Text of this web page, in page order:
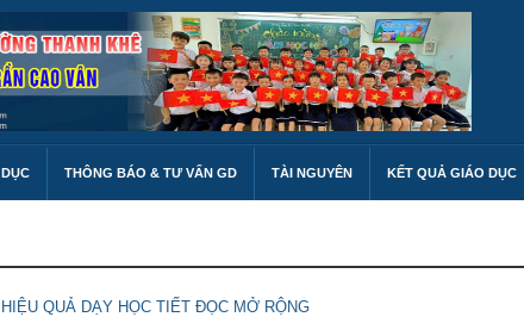
THÔNG BÁO & TƯ VẤN GD TÀI NGUYÊN KẾT QUẢ GIÁO DỤC
QUẢ DẠY HỌC TIẾT ĐỌC MỞ RỘNG